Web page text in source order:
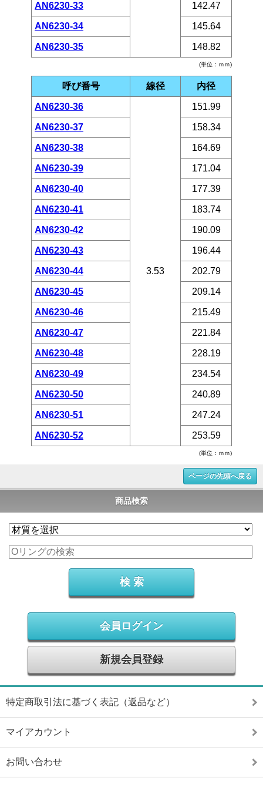
(単位：ｍｍ)
AN6230-33 142.47
AN6230-34 145.64
AN6230-35 148.82
(単位：ｍｍ)
呼び番号 線径 内径
AN6230-36
3.53
151.99
AN6230-37 158.34
AN6230-38 164.69
AN6230-39 171.04
AN6230-40 177.39
AN6230-41 183.74
AN6230-42 190.09
AN6230-43 196.44
AN6230-44 202.79
AN6230-45 209.14
AN6230-46 215.49
AN6230-47 221.84
AN6230-48 228.19
AN6230-49 234.54
AN6230-50 240.89
AN6230-51 247.24
AN6230-52 253.59
ページの先頭へ戻る
商品検索
会員ログイン
新規会員登録
特定商取引法に基づく表記（返品など）
マイアカウント
お問い合わせ